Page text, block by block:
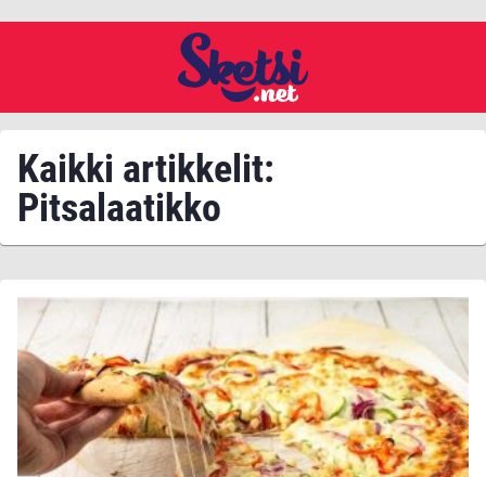
Kaikki artikkelit:
Pitsalaatikko